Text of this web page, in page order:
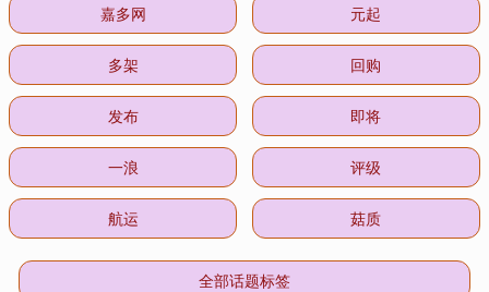
嘉多网 元起
多架 回购
发布 即将
一浪 评级
航运 菇质
全部话题标签